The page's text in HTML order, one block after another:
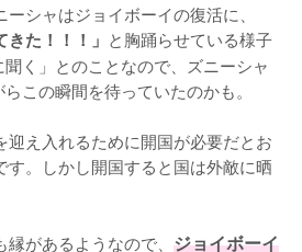
シャはジョイボーイの復活に、
きた！！！」 と胸踊らせている様子
く」とのことなので、ズニーシャ
この瞬間を待っていたのかも。
迎え入れるために開国が必要だとお
す。しかし開国すると国は外敵に晒
があるようなので、 ジョイボーイ